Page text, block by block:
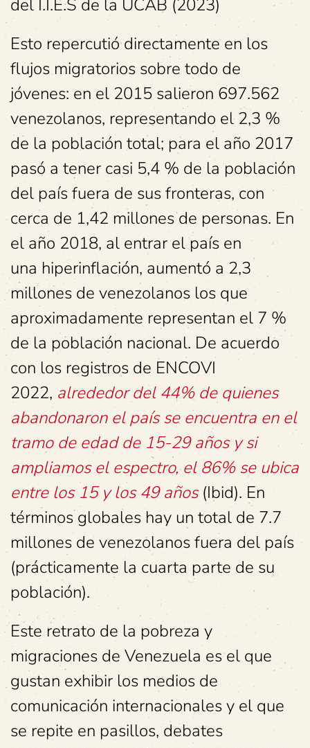
del I.I.E.S de la UCAB (2023)
Esto repercutió directamente en los
flujos migratorios sobre todo de
jóvenes: en el 2015 salieron 697.562
venezolanos, representando el 2,3 %
de la población total; para el año 2017
pasó a tener casi 5,4 % de la población
del país fuera de sus fronteras, con
cerca de 1,42 millones de personas. En
el año 2018, al entrar el país en
una hiperinflación, aumentó a 2,3
millones de venezolanos los que
aproximadamente representan el 7 %
de la población nacional. De acuerdo
con los registros de ENCOVI
2022, alrededor del 44% de quienes
abandonaron el país se encuentra en el
tramo de edad de 15-29 años y si
ampliamos el espectro, el 86% se ubica
entre los 15 y los 49 años(Ibid). En
términos globales hay un total de 7.7
millones de venezolanos fuera del país
(prácticamente la cuarta parte de su
población).
Este retrato de la pobreza y
migraciones de Venezuela es el que
gustan exhibir los medios de
comunicación internacionales y el que
se repite en pasillos, debates